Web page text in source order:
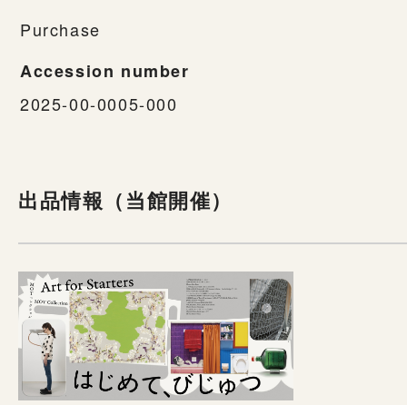
Purchase
Accession number
2025-00-0005-000
出品情報（当館開催）